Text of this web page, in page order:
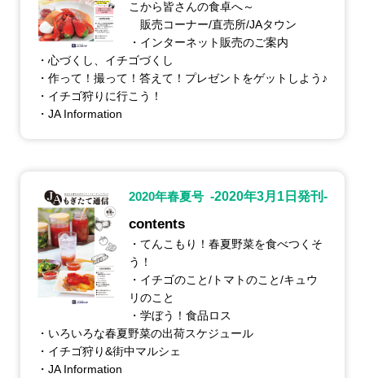
こから皆さんの食卓へ～
販売コーナー/直売所/JAタウン
・インターネット販売のご案内
・心づくし、イチゴづくし
・作って！撮って！答えて！プレゼントをゲットしよう♪
・イチゴ狩りに行こう！
・JA Information
2020年春夏号 -2020年3月1日発刊-
contents
・てんこもり！春夏野菜を食べつくそ
う！
・イチゴのこと/トマトのこと/キュウ
リのこと
・学ぼう！食品ロス
・いろいろな春夏野菜の出荷スケジュール
・イチゴ狩り&街中マルシェ
・JA Information